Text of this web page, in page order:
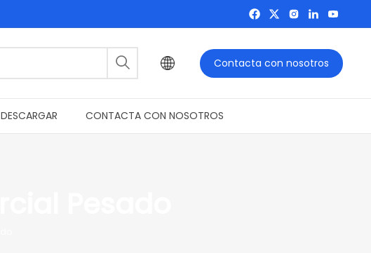
Contacta con nosotros
DESCARGAR CONTACTA CON NOSOTROS